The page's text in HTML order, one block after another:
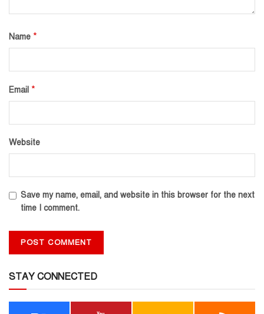
Name *
Email *
Website
Save my name, email, and website in this browser for the next
time I comment.
STAY CONNECTED